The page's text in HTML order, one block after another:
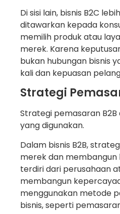
Di sisi lain, bisnis B2C
ditawarkan kepada
memilih produk atau
merek. Karena
bukan hubungan bisnis
kali dan kepuasan
Strategi
Strategi pemasaran
yang digunakan.
Dalam bisnis B2B,
merek dan membangun
terdiri dari perusahaan
membangun
menggunakan metode
bisnis, seperti